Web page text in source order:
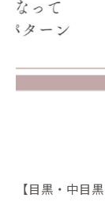
【目黒・中目